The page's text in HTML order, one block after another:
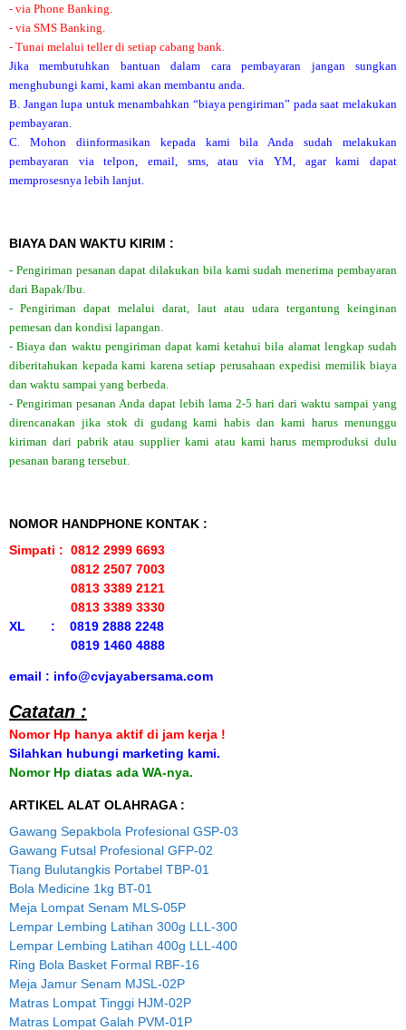
- via Phone Banking.
- via SMS Banking.
- Tunai melalui teller di setiap cabang bank.
Jika membutuhkan bantuan dalam cara pembayaran jangan sungkan
menghubungi kami, kami akan membantu anda.
B. Jangan lupa untuk menambahkan “biaya pengiriman” pada saat melakukan
pembayaran.
C. Mohon diinformasikan kepada kami bila Anda sudah melakukan
pembayaran via telpon, email, sms, atau via YM, agar kami dapat
memprosesnya lebih lanjut.
BIAYA DAN WAKTU KIRIM :
- Pengiriman pesanan dapat dilakukan bila kami sudah menerima pembayaran
dari Bapak/Ibu.
- Pengiriman dapat melalui darat, laut atau udara tergantung keinginan
pemesan dan kondisi lapangan.
- Biaya dan waktu pengiriman dapat kami ketahui bila alamat lengkap sudah
diberitahukan kepada kami karena setiap perusahaan expedisi memilik biaya
dan waktu sampai yang berbeda.
- Pengiriman pesanan Anda dapat lebih lama 2-5 hari dari waktu sampai yang
direncanakan jika stok di gudang kami habis dan kami harus menunggu
kiriman dari pabrik atau supplier kami atau kami harus memproduksi dulu
pesanan barang tersebut.
NOMOR HANDPHONE KONTAK :
Simpati : 0812 2999 6693
0812 2507 7003
0813 3389 2121
0813 3389 3330
XL : 0819 2888 2248
0819 1460 4888
email : info@cvjayabersama.com
Catatan :
Nomor Hp hanya aktif di jam kerja !
Silahkan hubungi marketing kami.
Nomor Hp diatas ada WA-nya.
ARTIKEL ALAT OLAHRAGA :
Gawang Sepakbola Profesional GSP-03
Gawang Futsal Profesional GFP-02
Tiang Bulutangkis Portabel TBP-01
Bola Medicine 1kg BT-01
Meja Lompat Senam MLS-05P
Lempar Lembing Latihan 300g LLL-300
Lempar Lembing Latihan 400g LLL-400
Ring Bola Basket Formal RBF-16
Meja Jamur Senam MJSL-02P
Matras Lompat Tinggi HJM-02P
Matras Lompat Galah PVM-01P